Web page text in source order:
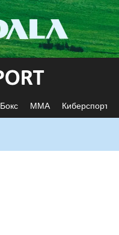
Бокс ММА Киберспорт